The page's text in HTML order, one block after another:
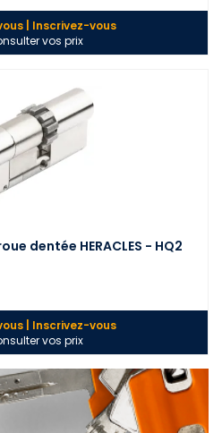
| Inscrivez-vous
vos prix
dentée HERACLES - HQ2
| Inscrivez-vous
vos prix